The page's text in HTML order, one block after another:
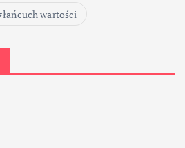
łańcuch wartości